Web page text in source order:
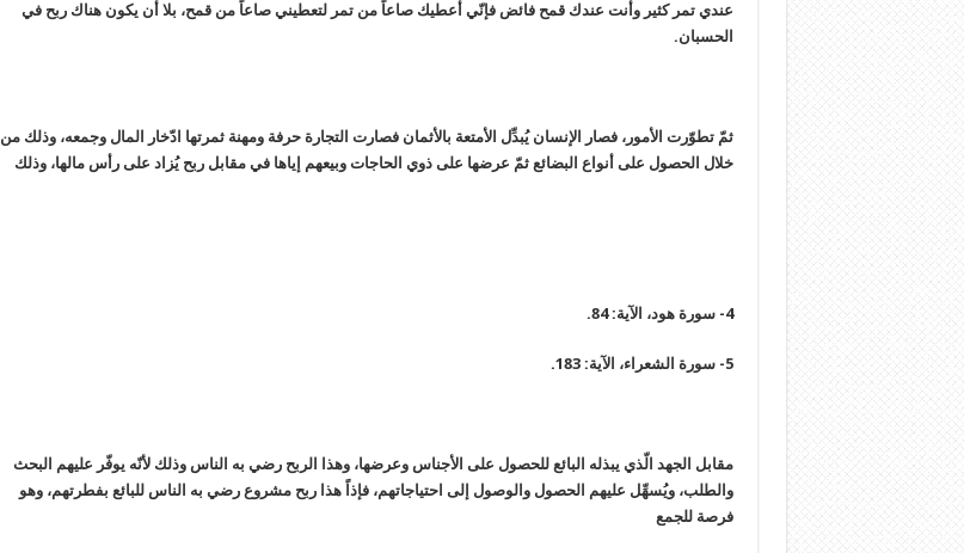
عندي تمر كثير وأنت عندك قمح فائض فإنّي أعطيك صاعاً من تمر لتعطيني صاعاً من قمح، بلا أن يكون هناك ربح في
الحسبان.
ثمّ تطوّرت الأمور، فصار الإنسان يُبدِّل الأمتعة بالأثمان فصارت التجارة حرفة ومهنة ثمرتها ادّخار المال وجمعه، وذلك من
خلال الحصول على أنواع البضائع ثمّ عرضها على ذوي الحاجات وبيعهم إياها في مقابل ربح يُزاد على رأس مالها، وذلك
4- سورة هود، الآية: 84.
5- سورة الشعراء، الآية: 183.
مقابل الجهد الّذي يبذله البائع للحصول على الأجناس وعرضها، وهذا الربح رضي به الناس وذلك لأنّه يوفّر عليهم البحث
والطلب، ويُسهِّل عليهم الحصول والوصول إلى احتياجاتهم، فإذاً هذا ربح مشروع رضي به الناس للبائع بفطرتهم، وهو
فرصة للجمع